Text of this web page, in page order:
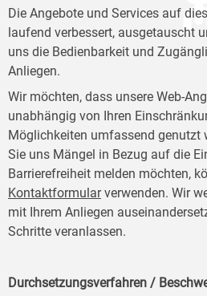
Die Angebote und Services auf
laufend verbessert, ausgetauscht
uns die Bedienbarkeit und
Anliegen.
Wir möchten, dass unsere Web-
unabhängig von Ihren
Möglichkeiten umfassend genutzt
Sie uns Mängel in Bezug auf die
Barrierefreiheit melden möchten,
Kontaktformularverwenden. Wir
mit Ihrem Anliegen
Schritte veranlassen.
Durchsetzungsverfahren /